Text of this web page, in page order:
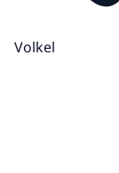
Volkel